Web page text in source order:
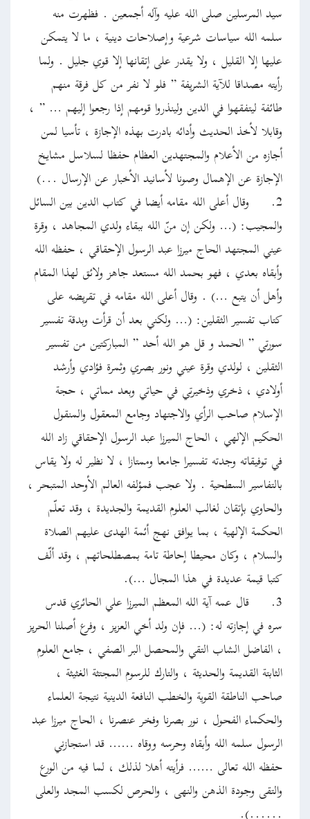
سيد المرسلين صلى الله عليه وآله أجمعين . فظهرت منه
سلمه الله سياسات شرعية وإصلاحات دينية ، ما لا يتمكن
عليها إلا القليل ، ولا يقدر على إتقانها إلا قوي جليل . ولما
رأيته مصداقا للآية الشريفة ” فلو لا نفر من كل فرقة منهم
طائفة ليتفقهوا في الدين ولينذروا قومهم إذا رجعوا إليهم … ” ،
وقابلا لأخذ الحديث وأدائه بادرت بهذه الإجازة ، تأسيا لمن
أجازه من الأعلام والمجتهدين العظام حفظا لسلاسل مشايخ
الإجازة عن الإهمال وصونا لأسانيد الأخبار عن الإرسال ...)
2.
وقال أعلى الله مقامه أيضا في كتاب الدين بين السائل
والمجيب: (… ولكن إن منّ الله ببقاء ولدي المجاهد ، وقرة
عيني المجتهد الحاج ميرزا عبد الرسول الإحقاقي ، حفظه الله
وأبقاه بعدي ، فهو بحمد الله مستعد جاهز ولائق لهذا المقام
وأهل أن يتبع …) . وقال أعلى الله مقامه في تقريضه على
كتاب تفسير الثقلين: (… ولكني بعد أن قرأت وبدقة تفسير
سورتي ” الحمد و قل هو الله أحد ” المباركتين من تفسير
الثقلين ، لولدي وقرة عيني ونور بصري وثمرة فؤادي وأرشد
أولادي ، ذخري وذخيرتي في حياتي وبعد مماتي ، حجة
الإسلام صاحب الرأي والاجتهاد وجامع المعقول والمنقول
الحكيم الإلهي ، الحاج الميرزا عبد الرسول الإحقاقي زاد الله
في توفيقاته وجدته تفسيرا جامعا وممتازا ، لا نظير له ولا يقاس
بالتفاسير السطحية . ولا عجب فمؤلفه العالم الأوحد المتبحر ،
والحاوي بإتقان لغالب العلوم القديمة والجديدة ، وقد تعلّم
الحكمة الإلهية ، بما يوافق نهج أئمة الهدى عليهم الصلاة
والسلام ، وكان محيطا إحاطة تامة بمصطلحاتهم ، وقد ألّف
كتبا قيمة عديدة في هذا المجال …).
3.
قال عمه آية الله المعظم الميرزا علي الحائري قدس
سره في إجازته له: (… فإن ولد أخي العزيز ، وفرع أصلنا الحريز
، الفاضل الشاب التقي والمحصل البر الصفي ، جامع العلوم
الثابتة القديمة والحديثة ، والتارك للرسوم المجتثة الغثيثة ،
صاحب الناطقة القوية والخطب النافعة الدينية نتيجة العلماء
والحكماء الفحول ، نور بصرنا وفخر عنصرنا ، الحاج ميرزا عبد
الرسول سلمه الله وأبقاه وحرسه ووقاه …… قد استجازني
حفظه الله تعالى …… فرأيته أهلا لذلك ، لما فيه من الورع
والتقى وجودة الذهن والنهى ، والحرص لكسب المجد والعلى